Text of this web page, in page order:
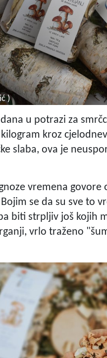
)
u potrazi za
kroz
slaba, ova je
vremena
se da su sve to
biti strpljiv još kojih
vrlo traženo